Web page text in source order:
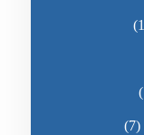
(7)